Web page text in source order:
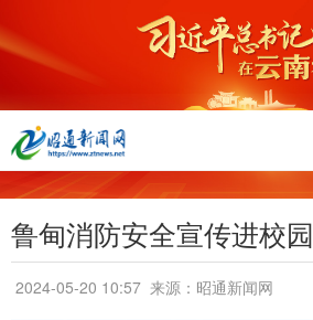
鲁甸消防安全宣传进校园
2024-05-20 10:57 来源：昭通新闻网